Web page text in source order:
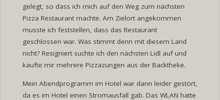
gelegt, so dass ich mich auf den Weg zum nächsten
Pizza Restaurant machte. Am Zielort angekommen
musste ich feststellen, dass das Restaurant
geschlossen war. Was stimmt denn mit diesem Land
nicht? Resigniert suchte ich den nächsten Lidl auf und
kaufte mir mehrere Pizzazungen aus der Backtheke.
Mein Abendprogramm im Hotel war dann leider gestört,
da es im Hotel einen Stromausfall gab. Das WLAN hatte